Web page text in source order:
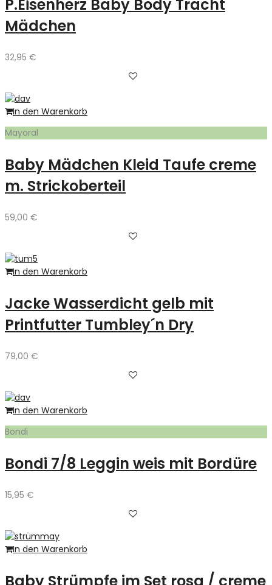
P.Eisenherz Baby Body Tracht
Mädchen
32,95 €
In den Warenkorb
Mayoral
Baby Mädchen Kleid Taufe creme
m. Strickoberteil
59,00 €
In den Warenkorb
Jacke Wasserdicht gelb mit
Printfutter Tumbley´n Dry
79,00 €
In den Warenkorb
Bondi
Bondi 7/8 Leggin weis mit Bordüre
15,95 €
In den Warenkorb
Baby Strümpfe im Set rosa / creme